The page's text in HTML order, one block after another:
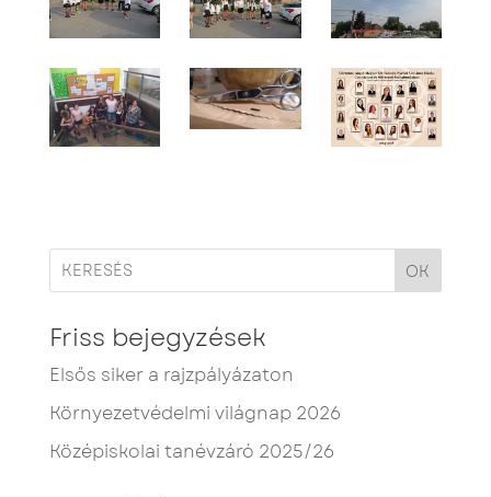
OK
Friss bejegyzések
Elsős siker a rajzpályázaton
Környezetvédelmi világnap 2026
Középiskolai tanévzáró 2025/26